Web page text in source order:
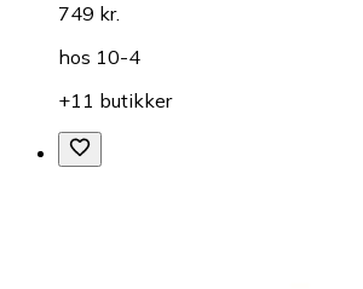
749 kr.
hos 10-4
+11 butikker